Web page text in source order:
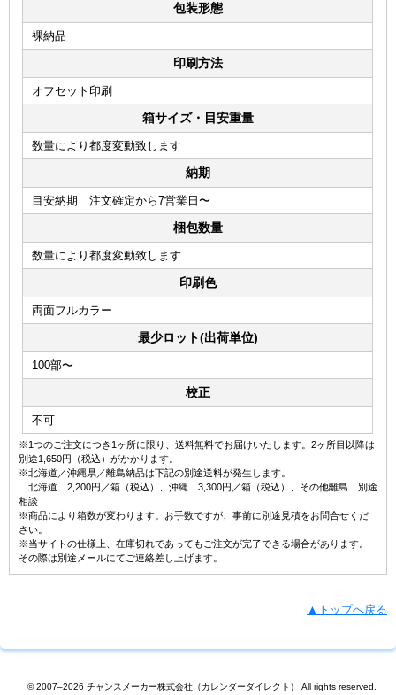
包装形態
裸納品
印刷方法
オフセット印刷
箱サイズ・目安重量
数量により都度変動致します
納期
目安納期 注文確定から7営業日〜
梱包数量
数量により都度変動致します
印刷色
両面フルカラー
最少ロット(出荷単位)
100部〜
校正
不可
※1つのご注文につき1ヶ所に限り、送料無料でお届けいたします。2ヶ所目以降は
別途1,650円（税込）がかかります。
※北海道／沖縄県／離島納品は下記の別途送料が発生します。
北海道…2,200円／箱（税込）、沖縄…3,300円／箱（税込）、その他離島…別途
相談
※商品により箱数が変わります。お手数ですが、事前に別途見積をお問合せくだ
さい。
※当サイトの仕様上、在庫切れであってもご注文が完了できる場合があります。
その際は別途メールにてご連絡差し上げます。
▲トップへ戻る
© 2007–2026 チャンスメーカー株式会社（カレンダーダイレクト） All rights reserved.